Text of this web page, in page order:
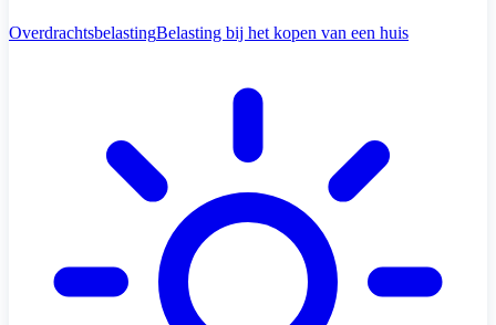
OverdrachtsbelastingBelasting bij het kopen van een huis